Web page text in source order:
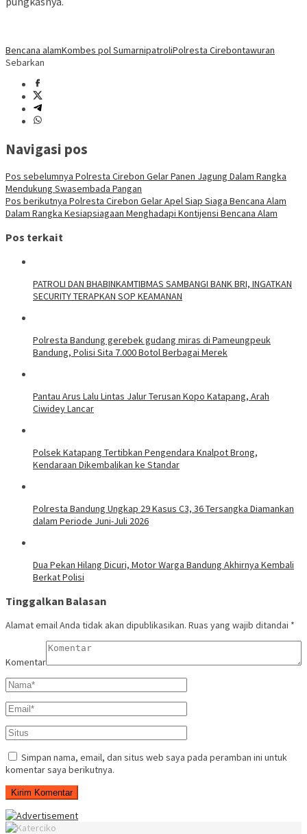
Bencana alamKombes pol SumarnipatroliPolresta Cirebontawuran
Sebarkan
Navigasi pos
Pos sebelumnya Polresta Cirebon Gelar Panen Jagung Dalam Rangka
Mendukung Swasembada Pangan
Pos berikutnya Polresta Cirebon Gelar Apel Siap Siaga Bencana Alam
Dalam Rangka Kesiapsiagaan Menghadapi Kontijensi Bencana Alam
Pos terkait
‎PATROLI DAN BHABINKAMTIBMAS SAMBANGI BANK BRI, INGATKAN
SECURITY TERAPKAN SOP KEAMANAN
Polresta Bandung gerebek gudang miras di Pameungpeuk
Bandung, Polisi Sita 7.000 Botol Berbagai Merek
Pantau Arus Lalu Lintas Jalur Terusan Kopo Katapang, Arah
Ciwidey Lancar
Polsek Katapang Tertibkan Pengendara Knalpot Brong,
Kendaraan Dikembalikan ke Standar
Polresta Bandung Ungkap 29 Kasus C3, 36 Tersangka Diamankan
dalam Periode Juni-Juli 2026
Dua Pekan Hilang Dicuri, Motor Warga Bandung Akhirnya Kembali
Berkat Polisi
Tinggalkan Balasan
Alamat email Anda tidak akan dipublikasikan. Ruas yang wajib ditandai *
Komentar
Simpan nama, email, dan situs web saya pada peramban ini untuk
komentar saya berikutnya.